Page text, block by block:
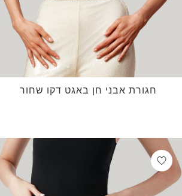
חגורת אבני חן באגט דקו שחור